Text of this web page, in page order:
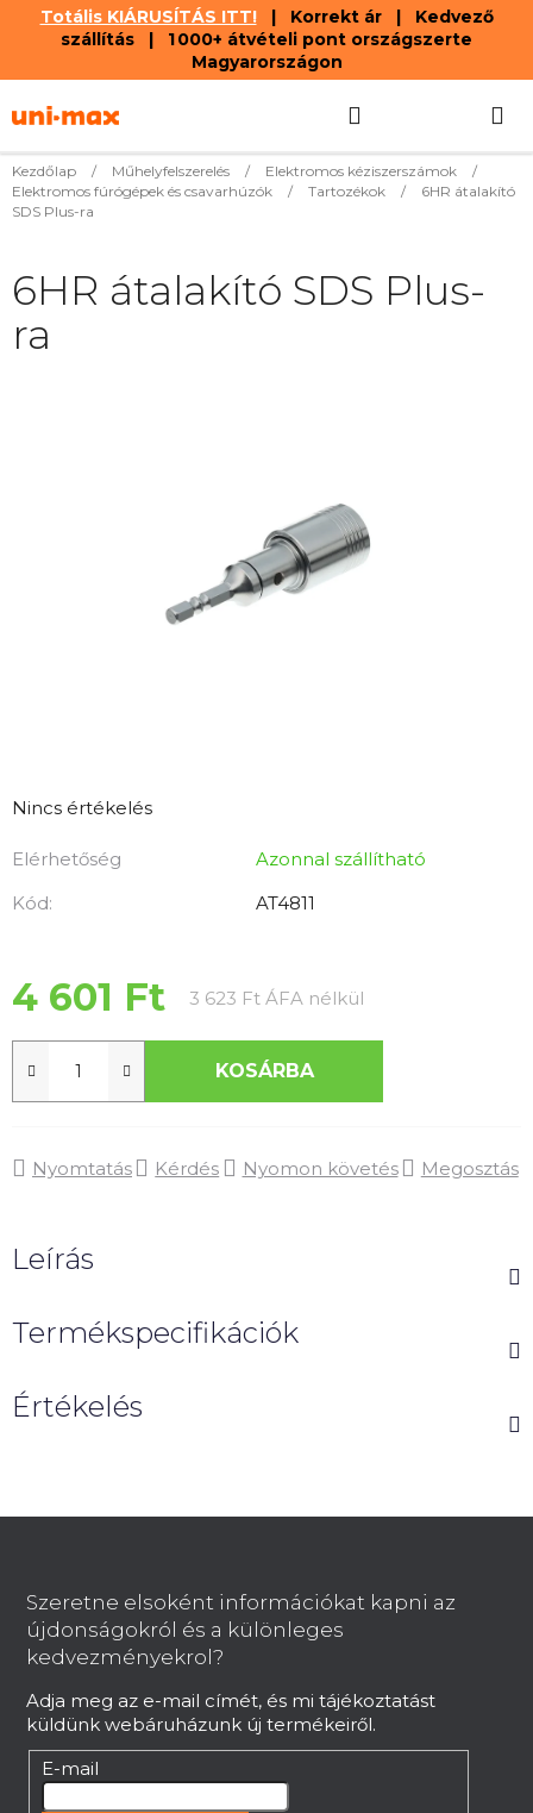
Totális KIÁRUSÍTÁS ITT!| Korrekt ár | Kedvező
szállítás | 1 000+ átvételi pont országszerte
Magyarországon
tartalomhoz
KOSÁR
Kezdőlap / Műhelyfelszerelés / Elektromos kéziszerszámok
/
Elektromos fúrógépek és csavarhúzók
/ Tartozékok /
6HR átalakító
SDS Plus-ra
A
átlagos
értékelése
0,0
csillag.
Nincs értékelés
Elérhetőség
Azonnal szállítható
Kód:
AT4811
4 601 Ft 3 623 Ft ÁFA nélkül
KOSÁRBA
Nyomtatás Kérdés Nyomon követés Megosztás
6HR átalakító SDS Plus-
ra
Leírás
Termékspecifikációk
Értékelés
Szeretne elsoként információkat kapni az
újdonságokról és a különleges
kedvezményekrol?
Adja meg az e-mail címét, és mi tájékoztatást
küldünk webáruházunk új termékeiről.
E-mail